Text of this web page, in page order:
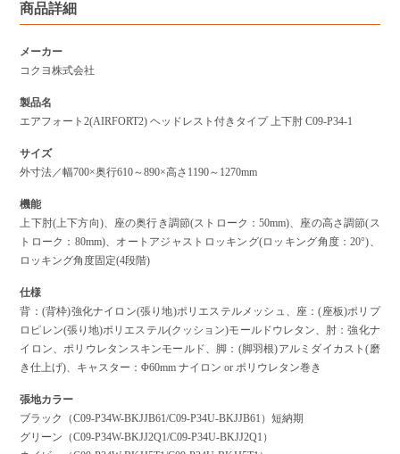
商品詳細
メーカー
コクヨ株式会社
製品名
エアフォート2(AIRFORT2) ヘッドレスト付きタイプ 上下肘 C09-P34-1
サイズ
外寸法／幅700×奥行610～890×高さ1190～1270mm
機能
上下肘(上下方向)、座の奥行き調節(ストローク：50mm)、座の高さ調節(ス
トローク：80mm)、オートアジャストロッキング(ロッキング角度：20°)、
ロッキング角度固定(4段階)
仕様
背：(背枠)強化ナイロン(張り地)ポリエステルメッシュ、座：(座板)ポリプ
ロピレン(張り地)ポリエステル(クッション)モールドウレタン、肘：強化ナ
イロン、ポリウレタンスキンモールド、脚：(脚羽根)アルミダイカスト(磨
き仕上げ)、キャスター：Φ60mm ナイロン or ポリウレタン巻き
張地カラー
ブラック（C09-P34W-BKJJB61/C09-P34U-BKJJB61）短納期
グリーン（C09-P34W-BKJJ2Q1/C09-P34U-BKJJ2Q1）